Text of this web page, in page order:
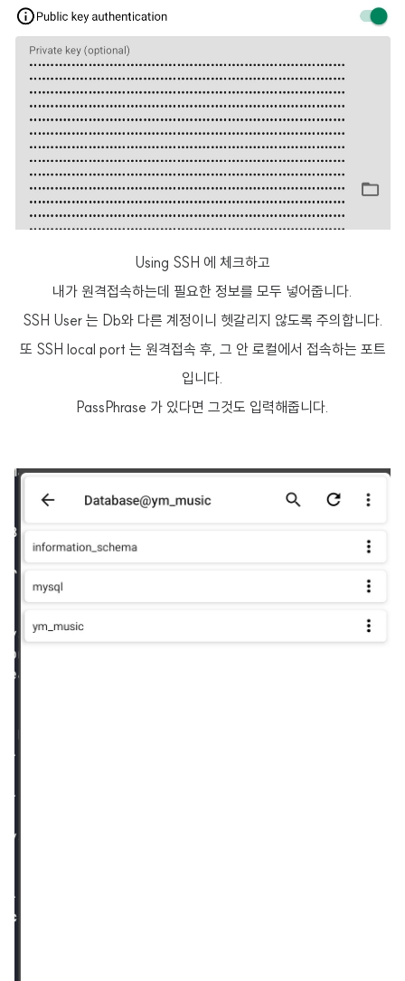
Using SSH 에 체크하고
내가 원격접속하는데 필요한 정보를 모두 넣어줍니다.
SSH User 는 Db와 다른 계정이니 헷갈리지 않도록 주의합니다.
또 SSH local port 는 원격접속 후, 그 안 로컬에서 접속하는 포트
입니다.
PassPhrase 가 있다면 그것도 입력해줍니다.